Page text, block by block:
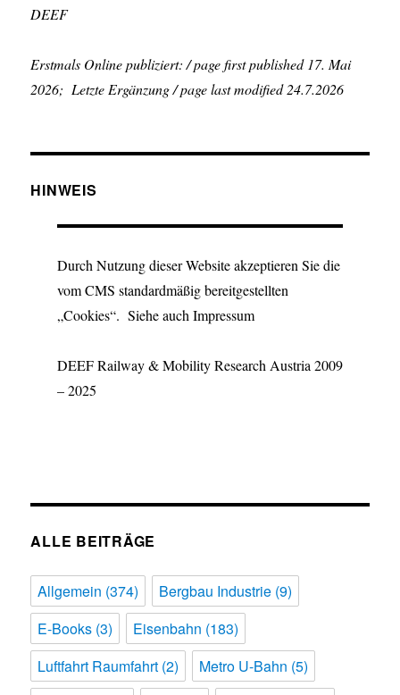
DEEF
Erstmals Online publiziert: / page first published 17. Mai
2026; Letzte Ergänzung / page last modified 24.7.2026
HINWEIS
Durch Nutzung dieser Website akzeptieren Sie die
vom CMS standardmäßig bereitgestellten
„Cookies“. Siehe auch Impressum
DEEF Railway & Mobility Research Austria 2009
– 2025
ALLE BEITRÄGE
Allgemein (374) Bergbau Industrie (9)
E-Books (3) Eisenbahn (183)
Luftfahrt Raumfahrt (2) Metro U-Bahn (5)